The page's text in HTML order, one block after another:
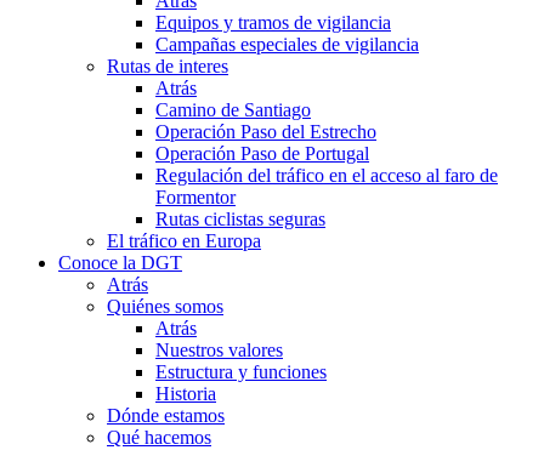
Equipos y tramos de vigilancia
Campañas especiales de vigilancia
Rutas de interes
Atrás
Camino de Santiago
Operación Paso del Estrecho
Operación Paso de Portugal
Regulación del tráfico en el acceso al faro de
Formentor
Rutas ciclistas seguras
El tráfico en Europa
Conoce la DGT
Atrás
Quiénes somos
Atrás
Nuestros valores
Estructura y funciones
Historia
Dónde estamos
Qué hacemos